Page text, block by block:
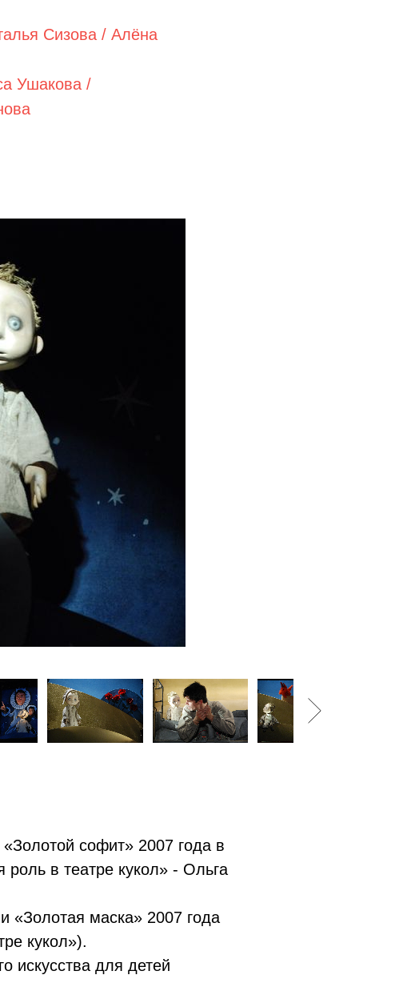
Сизова / Алёна
Ушакова /
софит» 2007 года в
в театре кукол» - Ольга
«Золотая маска» 2007 года
кукол»).
искусства для детей